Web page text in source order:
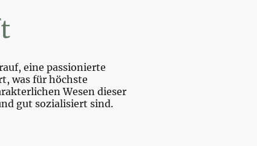
eine passionierte
was für höchste
Wesen dieser
gut sozialisiert sind.